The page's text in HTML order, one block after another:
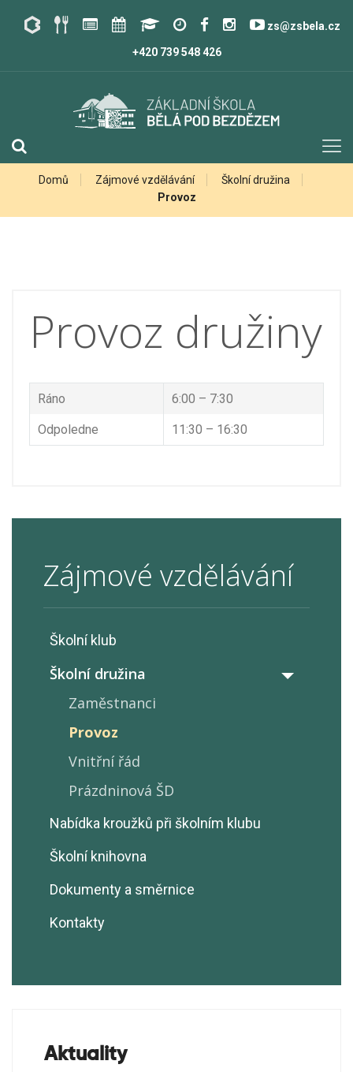
zs@zsbela.cz
+420 739 548 426
Domů Zájmové vzdělávání
Školní družina
Provoz
Zájmové vzdělávání
Školní klub
Školní družina
Zaměstnanci
Provoz
Vnitřní řád
Prázdninová ŠD
Nabídka kroužků při školním klubu
Školní knihovna
Dokumenty a směrnice
Kontakty
Aktuality
Provoz družiny
Ráno 6:00 – 7:30
Odpoledne 11:30 – 16:30